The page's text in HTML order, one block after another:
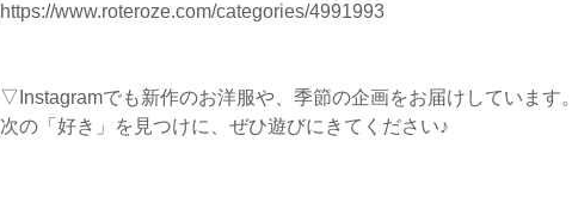
https://www.roteroze.com/categories/4991993
▽Instagramでも新作のお洋服や、季節の企画をお届けしています。
次の「好き」を見つけに、ぜひ遊びにきてください♪